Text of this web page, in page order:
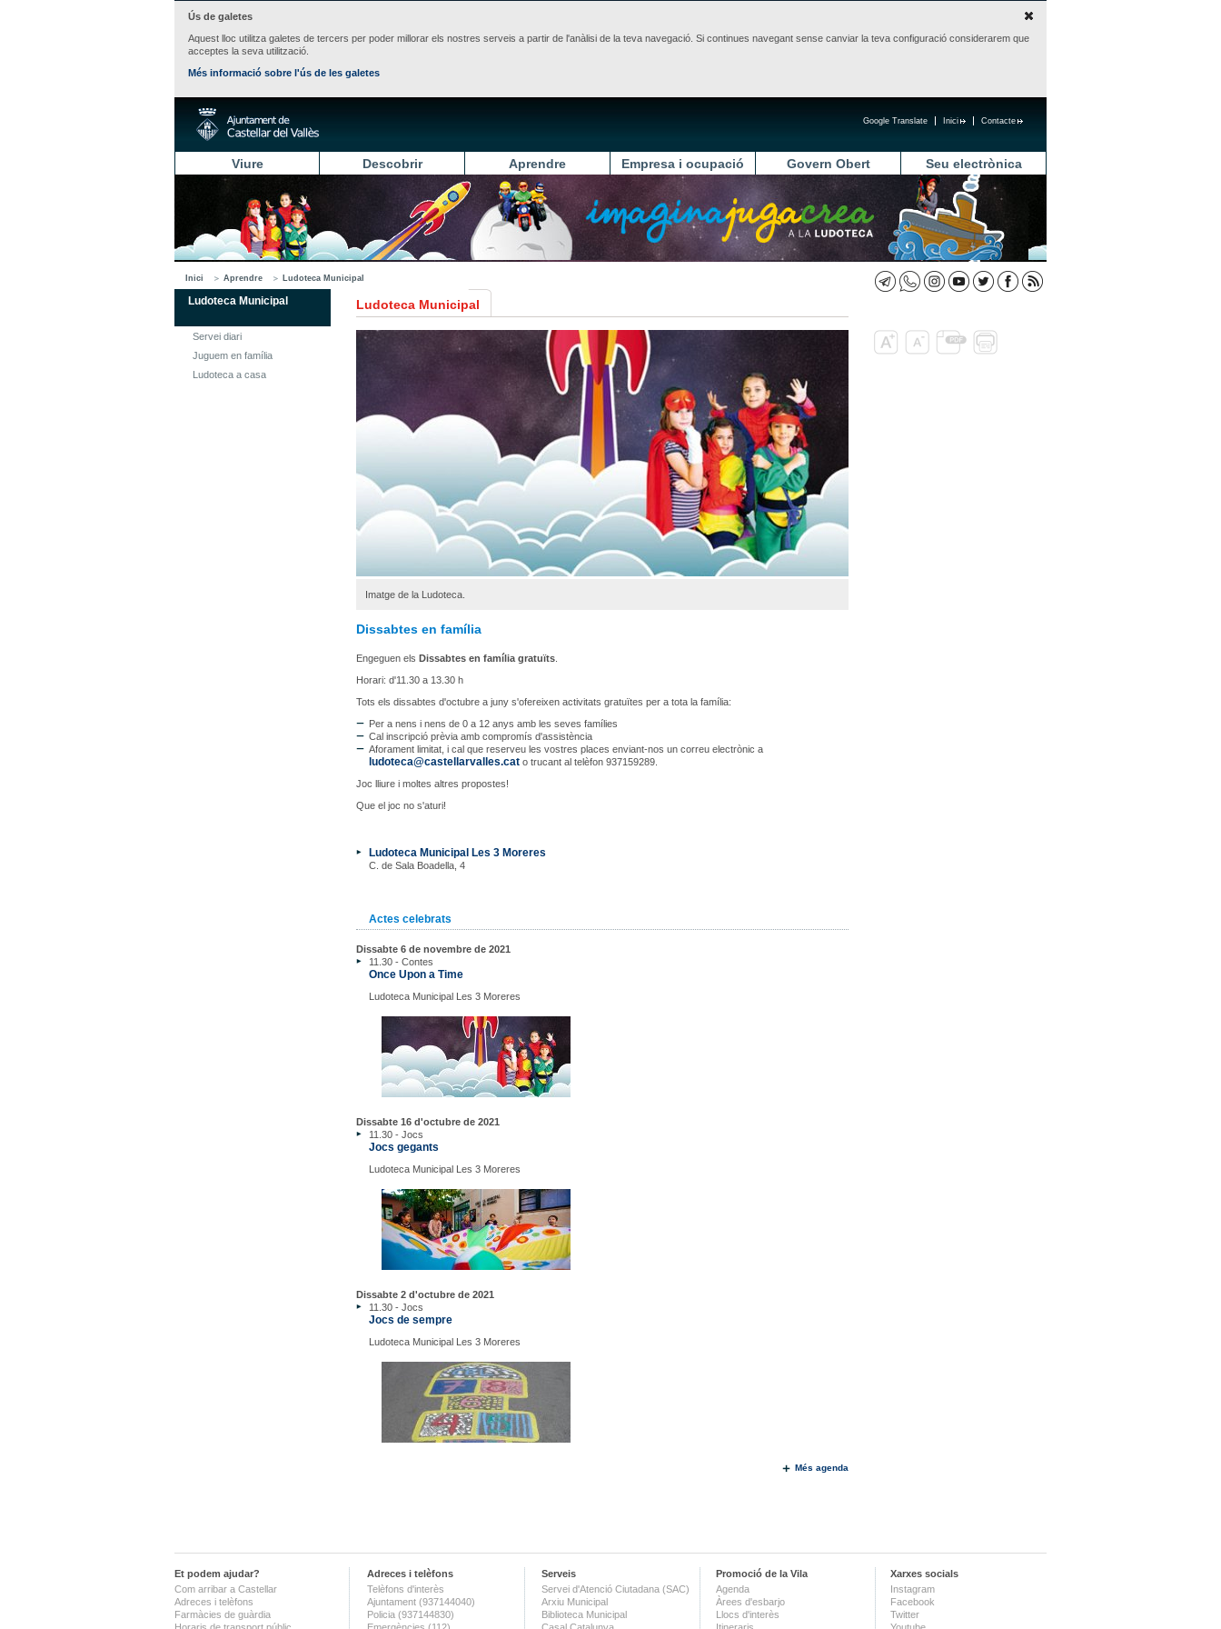
Ús de galetes
Aquest lloc utilitza galetes de tercers per poder millorar els nostres serveis a partir de l'anàlisi de la teva navegació. Si continues navegant sense canviar la teva configuració considerarem que
acceptes la seva utilització.
Més informació sobre l'ús de les galetes
Contacte
Inici
Google Translate
Viure Descobrir Aprendre Empresa i ocupació Govern Obert Seu electrònica
Inici Aprendre Ludoteca Municipal
Ludoteca Municipal
Servei diari
Juguem en família
Ludoteca a casa
Ludoteca Municipal
Imatge de la Ludoteca.
Dissabtes en família
Engeguen els Dissabtes en família gratuïts
Horari: d'11.30 a 13.30 h
Tots els dissabtes d'octubre a juny s'ofereixen activitats gratuïtes per a tota la família:
Per a nens i nens de 0 a 12 anys amb les seves famílies
Cal inscripció prèvia amb compromís d'assistència
Aforament limitat, i cal que reserveu les vostres places enviant-nos un correu electrònic a
ludoteca@castellarvalles.cat o trucant al telèfon 937159289.
Joc lliure i moltes altres propostes!
Que el joc no s'aturi!
Ludoteca Municipal Les 3 Moreres
C. de Sala Boadella, 4
Actes celebrats
Dissabte 6 de novembre de 2021
11.30 - Contes
Once Upon a Time
Ludoteca Municipal Les 3 Moreres
Dissabte 16 d'octubre de 2021
11.30 - Jocs
Jocs gegants
Ludoteca Municipal Les 3 Moreres
Dissabte 2 d'octubre de 2021
11.30 - Jocs
Jocs de sempre
Ludoteca Municipal Les 3 Moreres
Més agenda
Et podem ajudar?
Com arribar a Castellar
Adreces i telèfons
Farmàcies de guàrdia
Adreces i telèfons
Telèfons d'interès
Ajuntament (937144040)
Policia (937144830)
Serveis
Servei d'Atenció Ciutadana (SAC)
Arxiu Municipal
Biblioteca Municipal
Promoció de la Vila
Agenda
Àrees d'esbarjo
Llocs d'interès
Xarxes socials
Instagram
Facebook
Twitter